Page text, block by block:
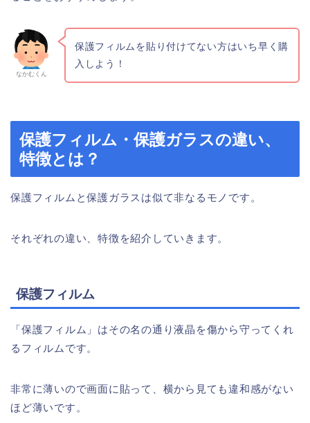
なかむくん
保護フィルムを貼り付けてない方はいち早く購
入しよう！
保護フィルム・保護ガラスの違い、
特徴とは？
保護フィルムと保護ガラスは似て非なるモノです。
それぞれの違い、特徴を紹介していきます。
保護フィルム
「保護フィルム」はその名の通り液晶を傷から守ってくれ
るフィルムです。
非常に薄いので画面に貼って、横から見ても違和感がない
ほど薄いです。